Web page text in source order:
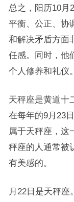
总之，阳历10月
平衡、公正、协
和解决矛盾方面
任感。同时，他
个人修养和礼仪。
天秤座是黄道十
在每年的9月23
属于天秤座，这
秤座的人通常被
有美感的。
月22日是天秤